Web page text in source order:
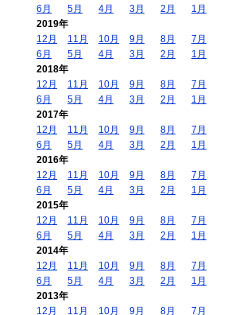
6月
5月 4月 3月 2月
1月
2019年
12月
11月 10月 9月 8月
7月
6月
5月 4月 3月 2月
1月
2018年
12月
11月 10月 9月 8月
7月
6月
5月 4月 3月 2月
1月
2017年
12月
11月 10月 9月 8月
7月
6月
5月 4月 3月 2月
1月
2016年
12月
11月 10月 9月 8月
7月
6月
5月 4月 3月 2月
1月
2015年
12月
11月 10月 9月 8月
7月
6月
5月 4月 3月 2月
1月
2014年
12月
11月 10月 9月 8月
7月
6月
5月 4月 3月 2月
1月
2013年
12月
11月 10月 9月 8月 7月